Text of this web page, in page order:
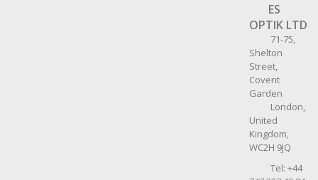
ES
OPTIK LTD
71-75,
Shelton
Street,
Covent
Garden
London,
United
Kingdom,
WC2H 9JQ
Tel: +44